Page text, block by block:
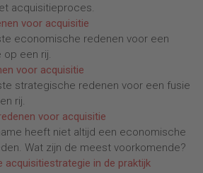
acquisitieproces.
voor acquisitie
economische redenen voor een
op een rij.
voor acquisitie
strategische redenen voor een fusie
rij.
voor acquisitie
heeft niet altijd een economische
Wat zijn de meest voorkomende?
acquisitiestrategie in de praktijk